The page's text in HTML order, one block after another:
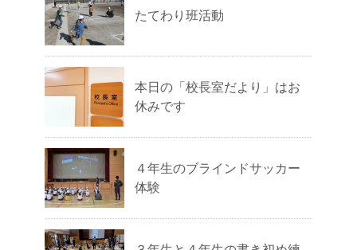
たてわり班活動
本日の「校長室だより」はお
休みです
４年生のブラインドサッカー
体験